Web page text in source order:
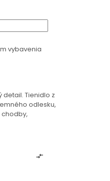
vybavenia
Tienidlo z
odlesku,
